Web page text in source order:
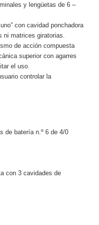
y lengüetas de 6 –
con cavidad ponchadora
matrices giratorias.
de acción compuesta
superior con agarres
el uso.
controlar la
de batería n.º 6 de 4/0
con 3 cavidades de